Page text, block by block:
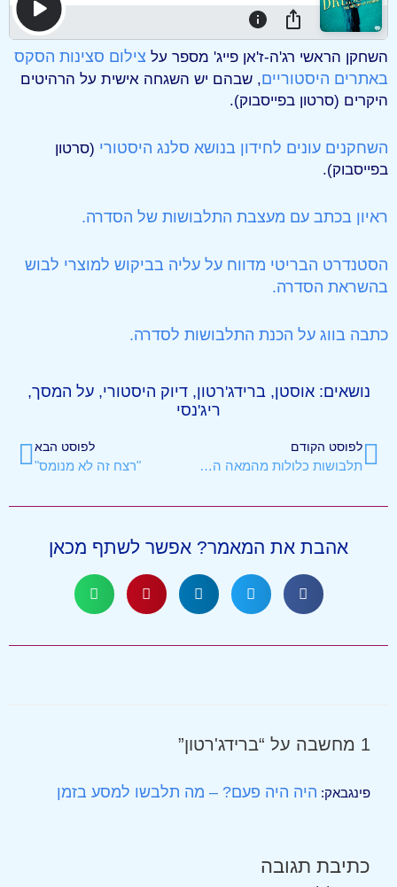
השחקן הראשי רג'ה-ז'אן פייג' מספר על צילום סצינות הסקס
באתרים היסטוריים, שבהם יש השגחה אישית על הרהיטים
היקרים (סרטון בפייסבוק).
השחקנים עונים לחידון בנושא סלנג היסטורי (סרטון
בפייסבוק).
ראיון בכתב עם מעצבת התלבושות של הסדרה.
הסטנדרט הבריטי מדווח על עליה בביקוש למוצרי לבוש
בהשראת הסדרה.
כתבה בווג על הכנת התלבושות לסדרה.
נושאים:אוסטן,ברידג'רטון,דיוק היסטורי,על המסך,
ריג'נסי
לפוסט הקודם
תלבושות כלולות מהמאה ה-17
לפוסט הבא
"רצח זה לא מנומס"
אהבת את המאמר? אפשר לשתף מכאן
1 מחשבה על “ברידג'רטון”
פינגבאק: היה היה פעם? – מה תלבשו למסע בזמן
כתיבת תגובה